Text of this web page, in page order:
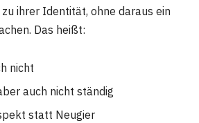
ihrer Identität, ohne daraus ein
Das heißt:
nicht
auch nicht ständig
statt Neugier